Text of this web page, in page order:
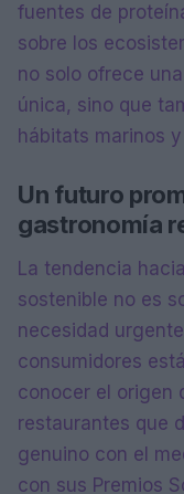
fuentes de
sobre los
no solo ofrece
única, sino que
hábitats marinos
Un futuro
gastronomía
La tendencia
sostenible no es
necesidad
consumidores
conocer el origen
restaurantes que
genuino con el
con sus Premios